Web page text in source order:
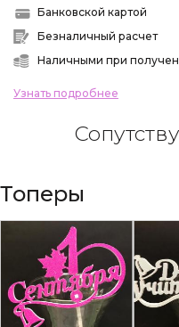
Банковской картой
Безналичный расчет
Наличными при
Узнать подробнее
Топеры